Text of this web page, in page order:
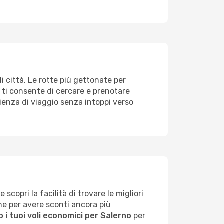
città. Le rotte più gettonate per
consente di cercare e prenotare
di viaggio senza intoppi verso
scopri la facilità di trovare le migliori
per avere sconti ancora più
i tuoi voli economici per Salerno per